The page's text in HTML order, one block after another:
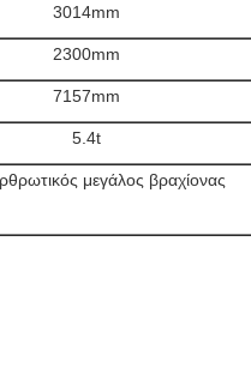
3014mm
2300mm
7157mm
5.4t
μεγάλος βραχίονας